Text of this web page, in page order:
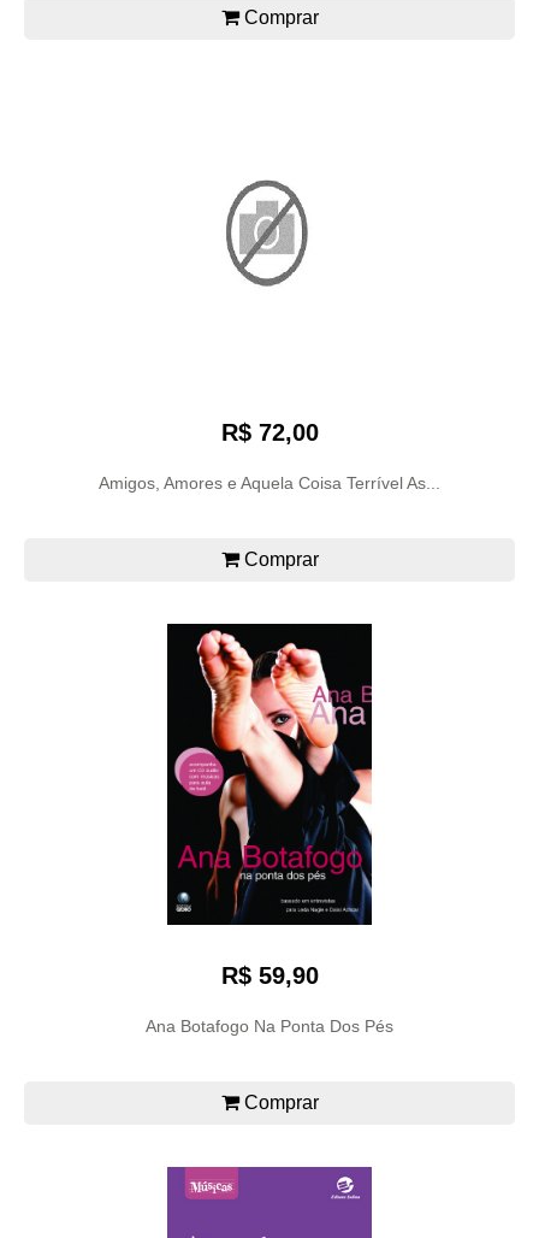
Comprar
R$ 72,00
Amigos, Amores e Aquela Coisa Terrível As...
Comprar
R$ 59,90
Ana Botafogo Na Ponta Dos Pés
Comprar